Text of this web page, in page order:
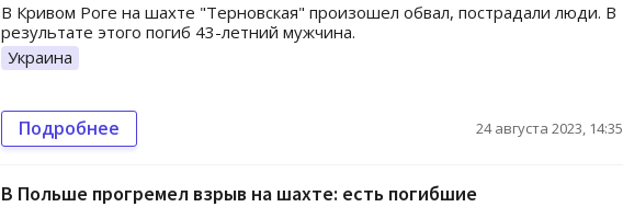
В Кривом Роге на шахте "Терновская" произошел обвал, пострадали люди. В
результате этого погиб 43-летний мужчина.
Украина
Подробнее 24 августа 2023, 14:35
В Польше прогремел взрыв на шахте: есть погибшие